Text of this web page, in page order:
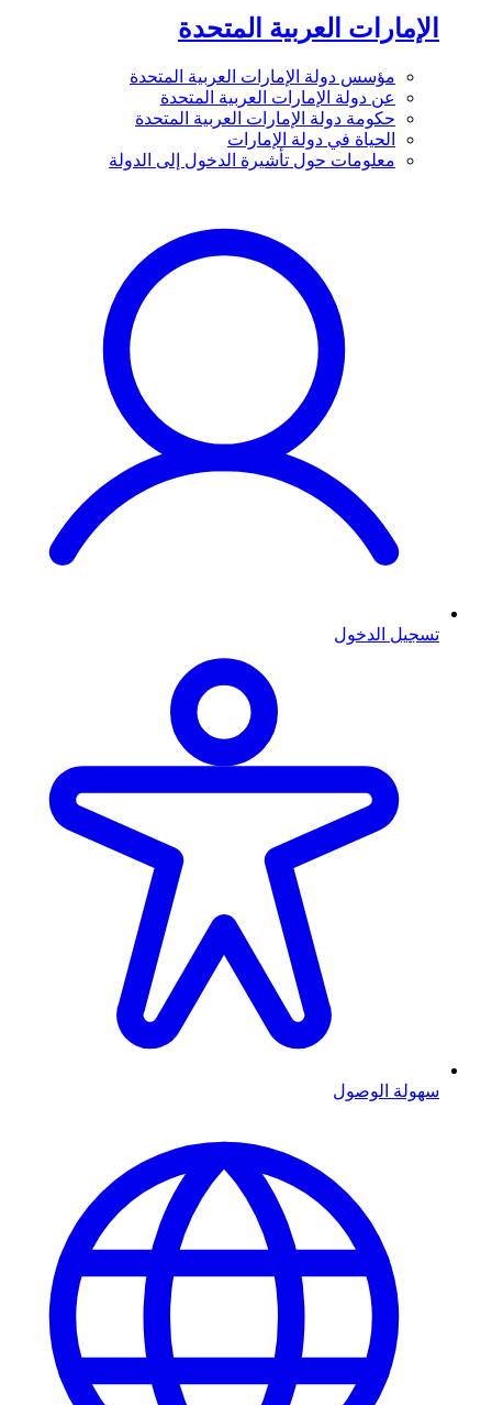
الإمارات العربية المتحدة
مؤسس دولة الإمارات العربية المتحدة
عن دولة الإمارات العربية المتحدة
حكومة دولة الإمارات العربية المتحدة
الحياة في دولة الإمارات
معلومات حول تأشيرة الدخول إلى الدولة
تسجيل الدخول
سهولة الوصول